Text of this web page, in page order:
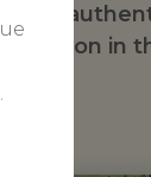
an
in